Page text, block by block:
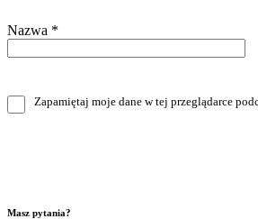
Nazwa *
Zapamiętaj moje dane w tej przeglądarce
Masz pytania?